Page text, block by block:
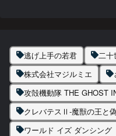
逃げ上手の若君
二
株式会社マジルミエ
攻殻機動隊 THE GHOST
クレバテスⅡ-魔獣の王と
ワールド イズ ダンシング